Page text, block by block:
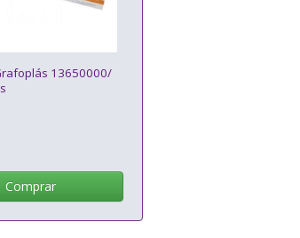
13650000/
Comprar